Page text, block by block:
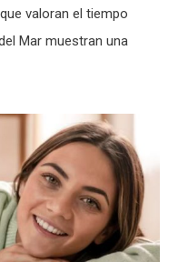
valoran el tiempo
Mar muestran una